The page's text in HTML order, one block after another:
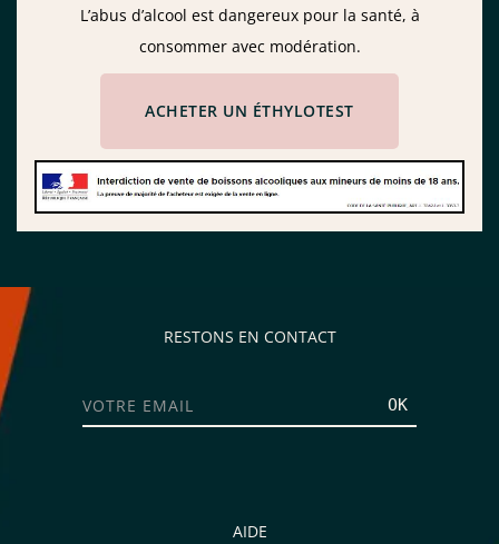
L’abus d’alcool est dangereux pour la santé, à
consommer avec modération.
ACHETER UN ÉTHYLOTEST
RESTONS EN CONTACT
OK
AIDE